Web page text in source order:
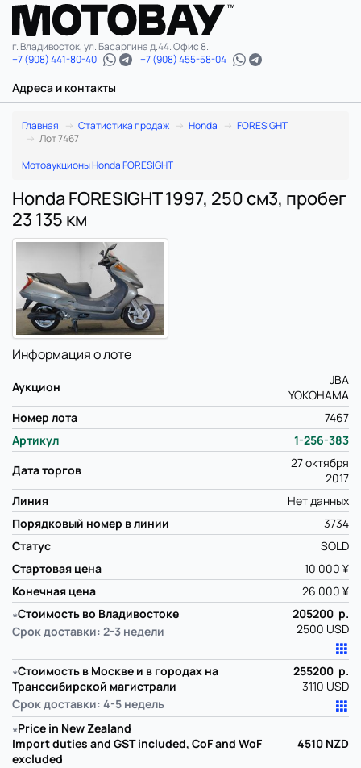
г. Владивосток, ул. Басаргина д.44. Офис 8.
+7 (908) 441-80-40
+7 (908) 455-58-04
Адреса и контакты
Главная Статистика продаж Honda
FORESIGHT
Лот 7467
Мотоаукционы Honda FORESIGHT
Honda FORESIGHT 1997, 250 см3, пробег
23 135 км
Информация о лоте
Аукцион
JBA
YOKOHAMA
Номер лота
7467
Артикул
1-256-383
Дата торгов
27 октября
2017
Линия
Нет данных
Порядковый номер в линии
3734
Статус
SOLD
Стартовая цена
10 000 ¥
Конечная цена
26 000 ¥
∗Стоимость во Владивостоке
Срок доставки: 2-3 недели
205200 р.
2500 USD
∗Стоимость в Москве и в городах на
Транссибирской магистрали
Срок доставки: 4-5 недель
255200 р.
3110 USD
∗Price in New Zealand
Import duties and GST included, CoF and WoF
excluded
4510 NZD